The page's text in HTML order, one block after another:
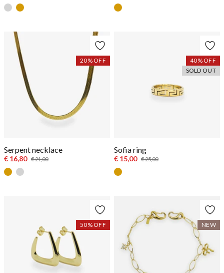
Serpent necklace
€ 16,80 € 21,00
20% OFF
Sofia ring
€ 15,00 € 25,00
40% OFF
SOLD OUT
50% OFF NEW